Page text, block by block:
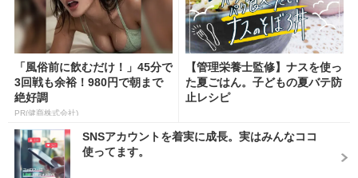
「風俗前に飲むだけ！」45分で
3回戦も余裕！980円で朝まで
絶好調
PR(健商株式会社)
【管理栄養士監修】ナスを使っ
た夏ごはん。子どもの夏バテ防
止レシピ
SNSアカウントを着実に成長。実はみんなココ
使ってます。